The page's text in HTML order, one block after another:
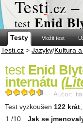
Testi.cz
test Enid
Testy Vložit test
Testi.cz > Jazyky/Kultura
test Enid
internátu (
Autor:
Test vyzkoušen 122 krát
Jak se